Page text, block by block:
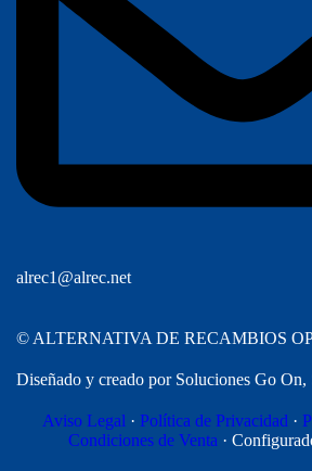
alrec1@alrec.net
© ALTERNATIVA DE RECAMBIOS
Diseñado y creado por Soluciones Go On,
Aviso Legal · Política de Privacidad ·
Condiciones de Venta ·